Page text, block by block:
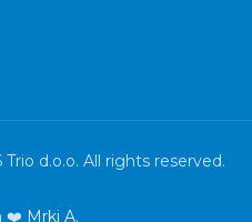
d.o.o. All rights reserved.
❤️ Mrki A.